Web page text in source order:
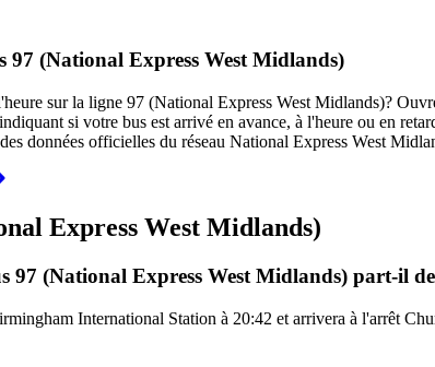
97 (National Express West Midlands)
sur la ligne 97 (National Express West Midlands)?
si votre bus est arrivé en avance, à l'heure ou en
données officielles du réseau National Express West
Express West Midlands)
97 (National Express West Midlands) part-il
International Station à 20:42 et arrivera à l'arrêt